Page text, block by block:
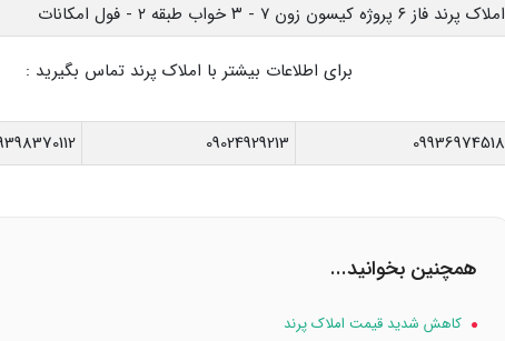
املاک پرند فاز ۶ پروژه کیسون زون ۷ - ۳ خواب طبقه ۲ - فول امکانات
برای اطلاعات بیشتر با املاک پرند تماس بگیرید :
09936974518
09024929213
همچنین بخوانید...
کاهش شدید قیمت املاک پرند